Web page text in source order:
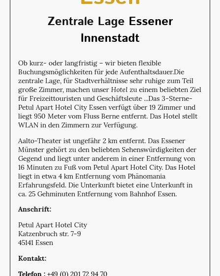
Zentrale Lage Essener
Innenstadt
Ob kurz- oder langfristig – wir bieten flexible
Buchungsmöglichkeiten für jede Aufenthaltsdauer.Die
zentrale Lage, für Stadtverhältnisse sehr ruhige zum Teil
große Zimmer, machen unser Hotel zu einem beliebten Ziel
für Freizeittouristen und Geschäftsleute ...Das 3-Sterne-
Petul Apart Hotel City Essen verfügt über 19 Zimmer und
liegt 950 Meter vom Fluss Berne entfernt. Das Hotel stellt
WLAN in den Zimmern zur Verfügung.
Aalto-Theater ist ungefähr 2 km entfernt. Das Essener
Münster gehört zu den beliebten Sehenswürdigkeiten der
Gegend und liegt unter anderem in einer Entfernung von
16 Minuten zu Fuß vom Petul Apart Hotel City. Das Hotel
liegt in etwa 4 km Entfernung vom Phänomania
Erfahrungsfeld. Die Unterkunft bietet eine Unterkunft in
ca. 25 Gehminuten Entfernung vom Bahnhof Essen.
Anschrift:
Petul Apart Hotel City
Katzenbruch str. 7-9
45141 Essen
Kontakt:
Telefon : +49 (0) 201 72 94 70